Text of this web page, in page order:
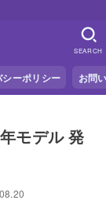
ーポリシー お問
SEARCH
モデル 発